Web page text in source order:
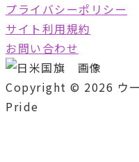
プライバシーポリシー
サイト利用規約
お問い合わせ
Copyright © 2026 ウ
Pride